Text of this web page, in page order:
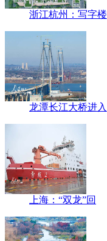
浙江杭州：写字楼
龙潭长江大桥进入
上海：“双龙”回